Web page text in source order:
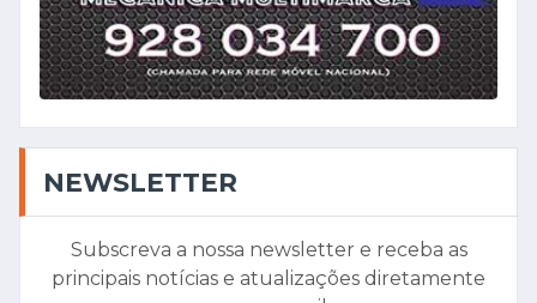
NEWSLETTER
Subscreva a nossa newsletter e receba as
principais notícias e atualizações diretamente